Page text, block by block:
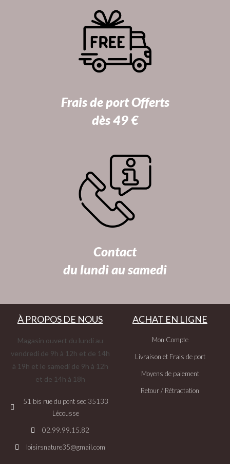
Frais de port Offerts
dès 49 €
Contact
du lundi au samedi
À PROPOS DE NOUS
Magasin ouvert du lundi au
vendredi de 9h à 12h et de 14h
à 19h et le samedi de 9h à 12h
et de 14h à 18h
51 bis rue du pont sec 35133
Lécousse
02.99.99.15.82
loisirsnature35@gmail.com
ACHAT EN LIGNE
Mon Compte
Livraison et Frais de port
Moyens de paiement
Retour / Rétractation